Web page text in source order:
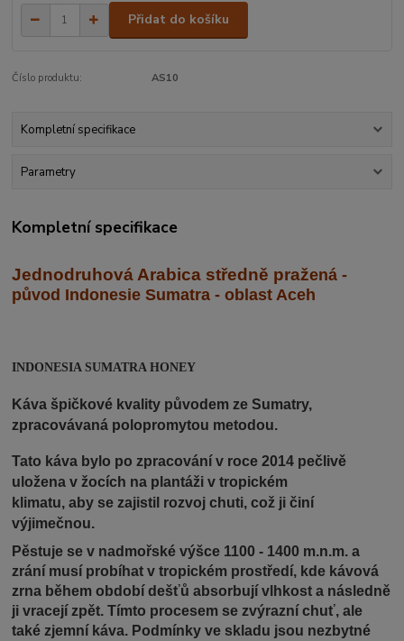
Přidat do košíku
Číslo produktu: AS10
Kompletní specifikace
Parametry
Kompletní specifikace
Jednodruhová Arabica středně pražená -
původ Indonesie Sumatra - oblast Aceh
INDONESIA SUMATRA HONEY
Káva špičkové kvality původem ze Sumatry,
zpracovávaná polopromytou metodou.
Tato káva bylo po zpracování v roce 2014 pečlivě
uložena v žocích na plantáži v tropickém
klimatu, aby se zajistil rozvoj chuti, což ji činí
výjimečnou.
Pěstuje se v nadmořské výšce 1100 - 1400 m.n.m. a
zrání musí probíhat v tropickém prostředí, kde kávová
zrna během období dešťů absorbují vlhkost a následně
ji vracejí zpět. Tímto procesem se zvýrazní chuť, ale
také zjemní káva. Podmínky ve skladu jsou nezbytné